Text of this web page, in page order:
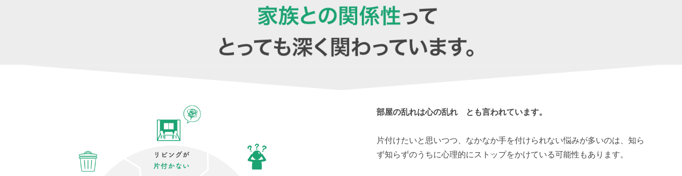
部屋の乱れは心の乱れ とも言われています。
片付けたいと思いつつ、なかなか手を付けられない悩みが多いのは、知ら
ず知らずのうちに心理的にストップをかけている可能性もあります。